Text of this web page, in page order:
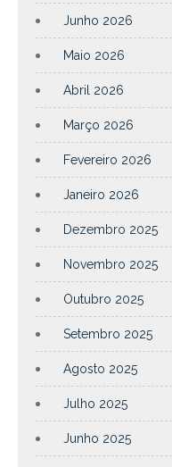
Junho 2026
Maio 2026
Abril 2026
Março 2026
Fevereiro 2026
Janeiro 2026
Dezembro 2025
Novembro 2025
Outubro 2025
Setembro 2025
Agosto 2025
Julho 2025
Junho 2025